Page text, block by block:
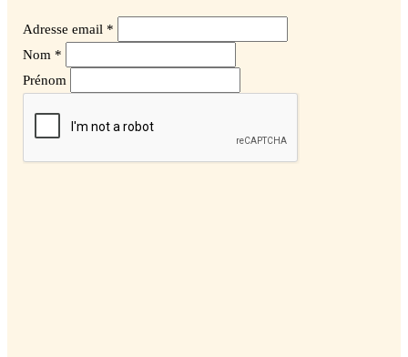
Adresse email *
Nom *
Prénom